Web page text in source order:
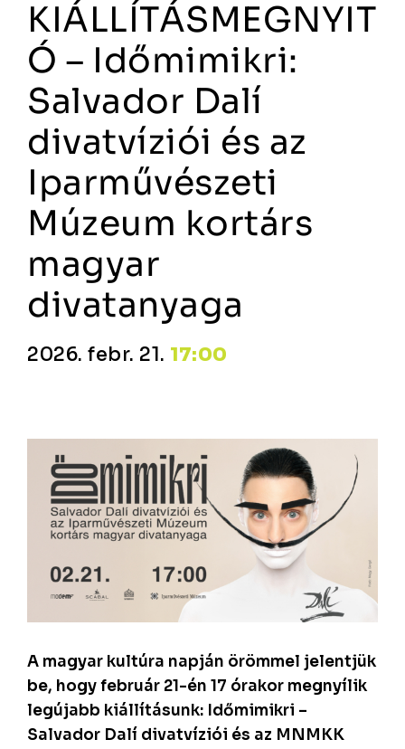
KIÁLLÍTÁSMEGNYIT
Ó – Időmimikri:
Salvador Dalí
divatvíziói és az
Iparművészeti
Múzeum kortárs
magyar
divatanyaga
2026. febr. 21. 17:00
A magyar kultúra napján örömmel jelentjük
be, hogy február 21-én 17 órakor megnyílik
legújabb kiállításunk: Időmimikri –
Salvador Dalí divatvíziói és az MNMKK